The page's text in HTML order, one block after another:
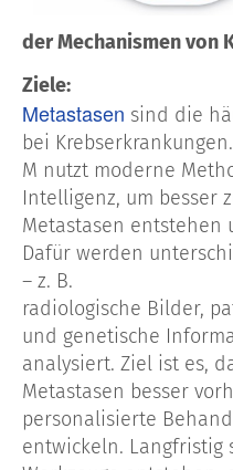
der Mechanismen von
Ziele:
Metastasen sind die
bei Krebserkrankungen.
M nutzt moderne
Intelligenz, um besser
Metastasen entstehen
Dafür werden
– z. B.
radiologische Bilder,
und genetische
analysiert. Ziel ist es,
Metastasen besser
personalisierte
entwickeln. Langfristig